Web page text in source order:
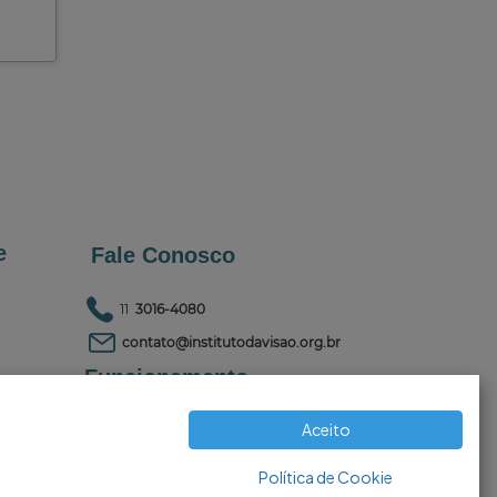
Fale Conosco
11 3016-4080
contato@institutodavisao.org.br
Funcionamento
Aceito
Política de Cookie